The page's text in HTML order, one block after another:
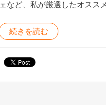
ェなど、私が厳選したオスス
続きを読む